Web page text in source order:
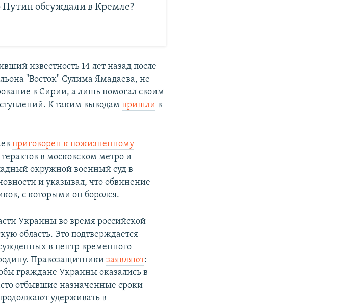
обсуждали в Кремле?
известность 14 лет назад после
"Восток" Сулима Ямадаева, не
в Сирии, а лишь помогал своим
К таким выводампришли в
приговорен к пожизненному
в московском метро и
окружной военный суд в
и указывал, что обвинение
с которыми он боролся.
Украины во время российской
область. Это подтверждается
в центр временного
Правозащитникизаявляют:
граждане Украины оказались в
отбывшие назначенные сроки
удерживать в